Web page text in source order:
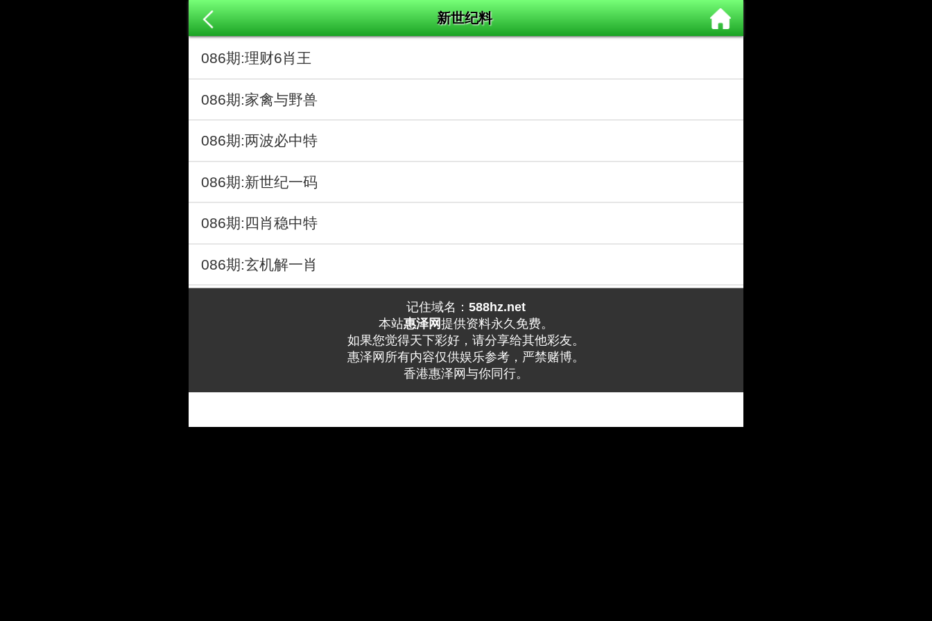
新世纪料
086期:理财6肖王
086期:家禽与野兽
086期:两波必中特
086期:新世纪一码
086期:四肖稳中特
086期:玄机解一肖
记住域名： 588hz.net
本站惠泽网提供资料永久免费。
如果您觉得天下彩好，请分享给其他彩友。
惠泽网所有内容仅供娱乐参考，严禁赌博。
香港惠泽网与你同行。